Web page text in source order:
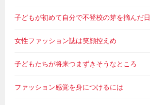
子どもが初めて自分で不登校の芽を摘んだ日
女性ファッション誌は笑顔控えめ
子どもたちが将来つまずきそうなところ
ファッション感覚を身につけるには